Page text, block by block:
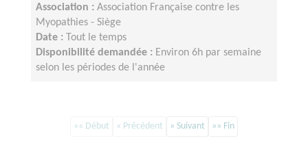
Association : Association Française contre les
Myopathies - Siège
Date :
Tout le temps
Disponibilité demandée : Environ 6h par semaine
selon les périodes de l'année
«« Début « Précédent » Suivant »» Fin